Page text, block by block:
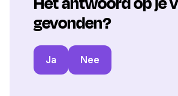
gevonden?
Ja Nee